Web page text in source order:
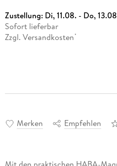
Zustellung: Di, 11.08. - Do,
Sofort lieferbar
Zzgl. Versandkosten *
Merken Empfehlen